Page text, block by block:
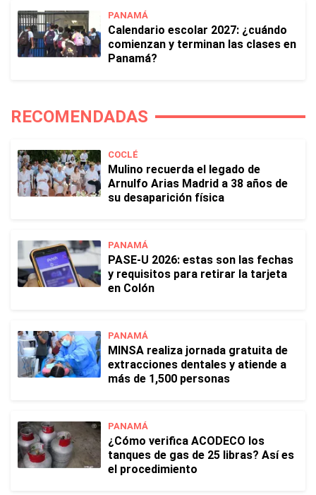
PANAMÁ
Calendario escolar 2027: ¿cuándo
comienzan y terminan las clases en
Panamá?
RECOMENDADAS
COCLÉ
Mulino recuerda el legado de
Arnulfo Arias Madrid a 38 años de
su desaparición física
PANAMÁ
PASE-U 2026: estas son las fechas
y requisitos para retirar la tarjeta
en Colón
PANAMÁ
MINSA realiza jornada gratuita de
extracciones dentales y atiende a
más de 1,500 personas
PANAMÁ
¿Cómo verifica ACODECO los
tanques de gas de 25 libras? Así es
el procedimiento